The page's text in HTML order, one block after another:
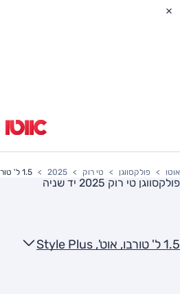
אוטו פולקסווגן טי רוק 2025 1.5 ל' טורבו, אוט', Style Plus
פולקסווגן טי רוק 2025 יד שניה
1.5 ל' טורבו, אוט', Style Plus